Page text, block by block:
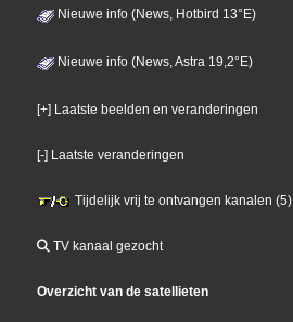
Nieuwe info (News, Hotbird 13°E)
Nieuwe info (News, Astra 19,2°E)
[+] Laatste beelden en veranderingen
[-] Laatste veranderingen
Tijdelijk vrij te ontvangen kanalen (5)
TV kanaal gezocht
Overzicht van de satellieten